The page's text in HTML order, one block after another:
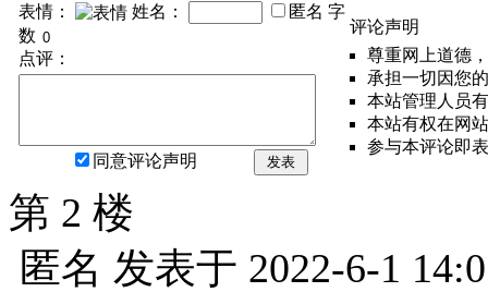
表情： 姓名： 匿名 字
数
点评：
同意评论声明 发表
评论声明
尊重网上道德
承担一切因您
本站管理人员
本站有权在网
参与本评论即
第 2 楼
匿名 发表于 2022-6-1